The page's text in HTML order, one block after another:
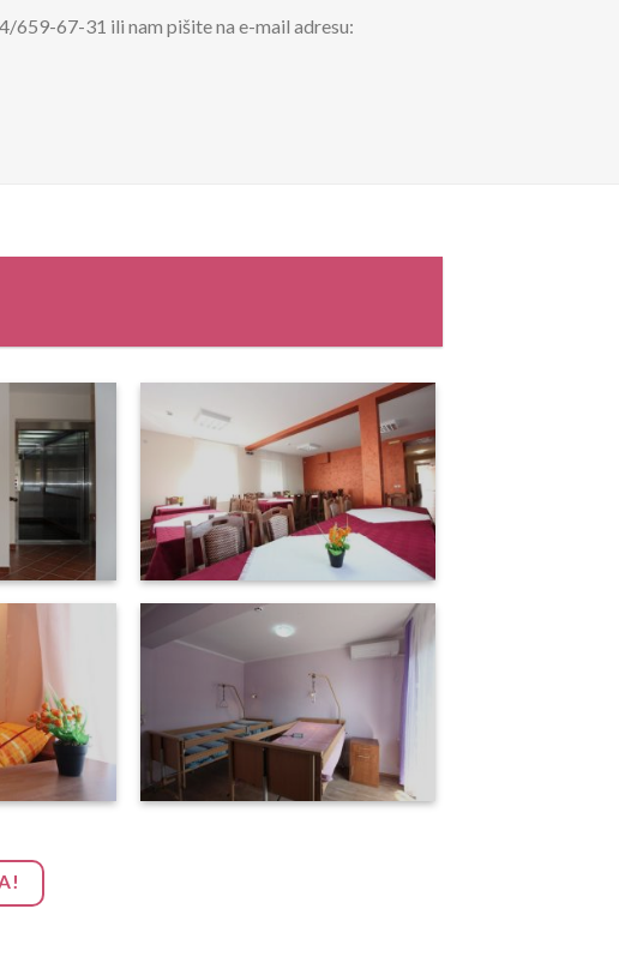
659-67-31 ili nam pišite na e-mail adresu: